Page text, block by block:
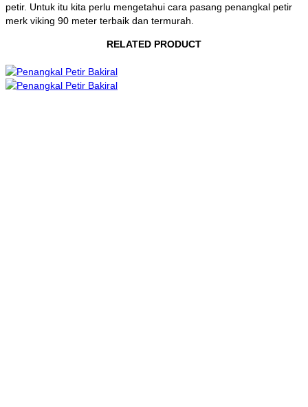
petir. Untuk itu kita perlu mengetahui cara pasang penangkal petir
merk viking 90 meter terbaik dan termurah.
RELATED PRODUCT